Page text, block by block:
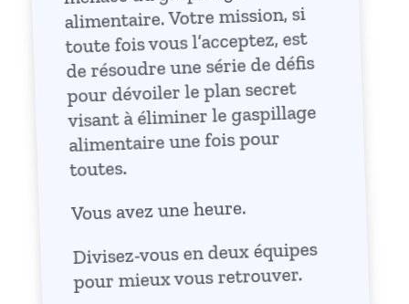
alimentaire. Votre mission, si
toute fois vous l’acceptez, est
de résoudre une série de défis
pour dévoiler le plan secret
visant à éliminer le gaspillage
alimentaire une fois pour
toutes.
Vous avez une heure.
Divisez-vous en deux équipes
pour mieux vous retrouver.